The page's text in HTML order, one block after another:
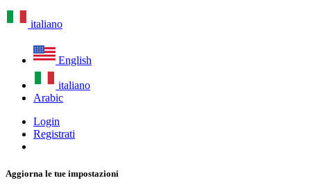
italiano
English
italiano
Arabic
Login
Registrati
Aggiorna le tue impostazioni